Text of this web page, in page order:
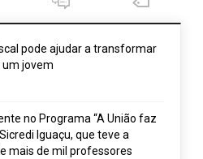
pode ajudar a transformar
jovem
no Programa “A União faz
Iguaçu, que teve a
mais de mil professores